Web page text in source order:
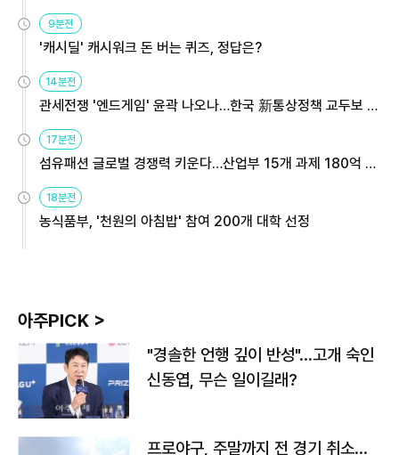
9분전
'캐시딜' 캐시워크 돈 버는 퀴즈, 정답은?
14분전
관세전쟁 '엔드게임' 윤곽 나오나…한국 新통상정책 교두보 활
용해야
17분전
섬유패션 글로벌 경쟁력 키운다…산업부 15개 과제 180억 지
원
18분전
농식품부, '천원의 아침밥' 참여 200개 대학 선정
아주PICK >
"경솔한 언행 깊이 반성"…고개 숙인
신동엽, 무슨 일이길래?
프로야구, 주말까지 전 경기 취소…